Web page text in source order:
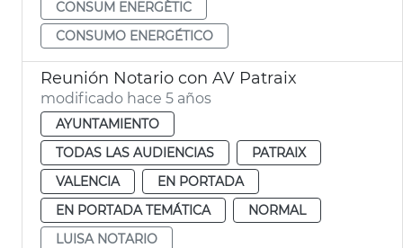
CONSUM ENERGÈTIC
CONSUMO ENERGÉTICO
Reunión Notario con AV Patraix
modificado hace 5 años
AYUNTAMIENTO
TODAS LAS AUDIENCIAS
PATRAIX
VALENCIA
EN PORTADA
EN PORTADA TEMÁTICA
NORMAL
LUISA NOTARIO